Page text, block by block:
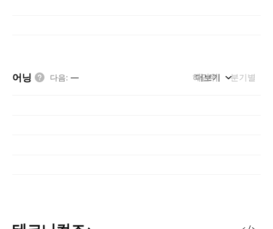
어닝 다음: — 해단위 분기별
더보기